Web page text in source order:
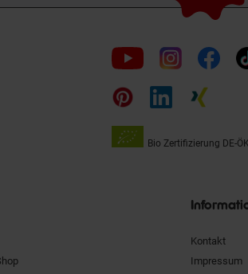
Folge
uns
auf
Bio Zertifizierung DE-
Kontakt
Impressum